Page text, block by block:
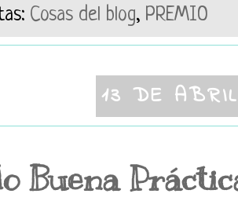
Cosas del blog, PREMIO
13 DE
Buena